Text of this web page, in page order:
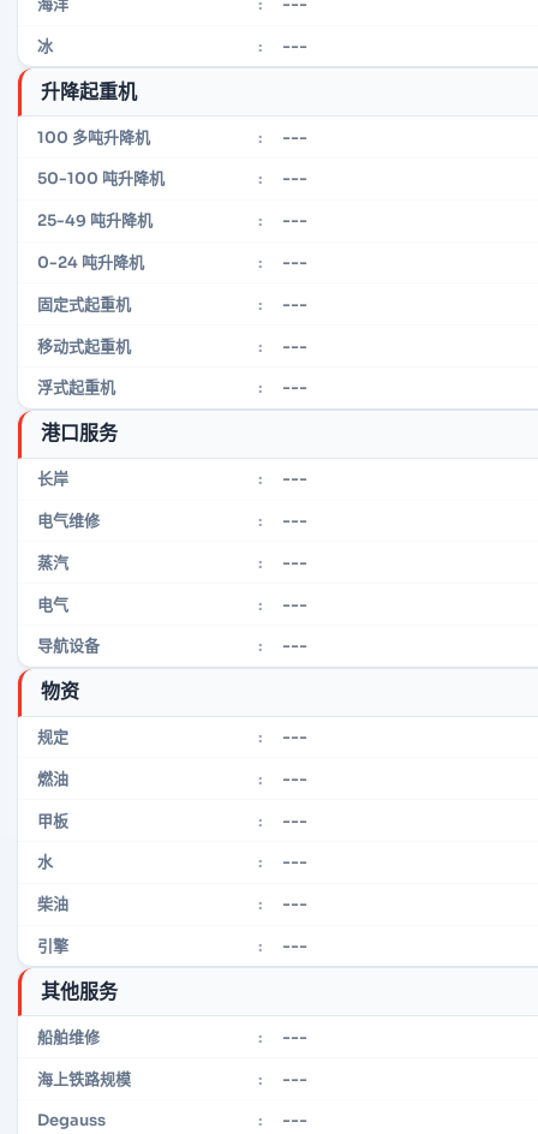
海洋 :
冰 : ---
升降起重机
100 多吨升降机 : ---
50-100 吨升降机 : ---
25-49 吨升降机 : ---
0-24 吨升降机 : ---
固定式起重机 : ---
移动式起重机 : ---
浮式起重机 : ---
港口服务
长岸 : ---
电气维修 : ---
蒸汽 : ---
电气 : ---
导航设备 : ---
物资
规定 : ---
燃油 : ---
甲板 : ---
水 : ---
柴油 : ---
引擎 : ---
其他服务
船舶维修 : ---
海上铁路规模 : ---
Degauss : ---